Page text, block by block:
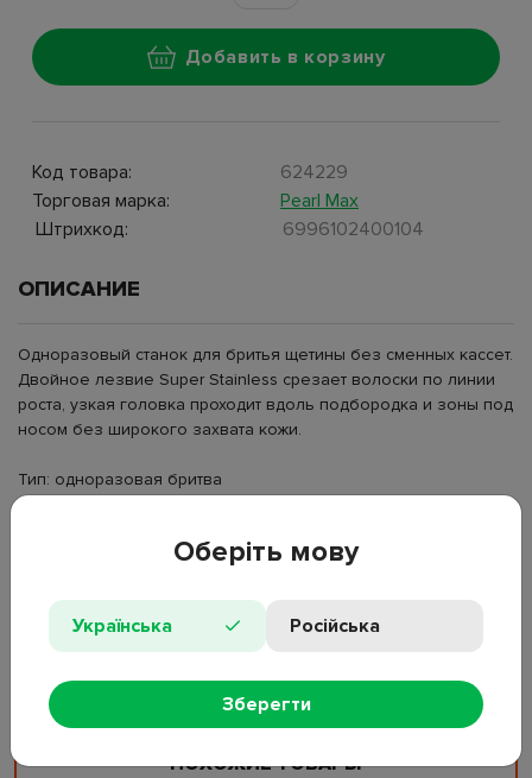
Добавить в корзину
Код товара:
624229
Торговая марка:
Pearl Max
Штрихкод:
6996102400104
ОПИСАНИЕ
Одноразовый станок для бритья щетины без сменных кассет.
Двойное лезвие Super Stainless срезает волоски по линии
роста, узкая головка проходит вдоль подбородка и зоны под
носом без широкого захвата кожи.
Тип: одноразовая бритва
Количество лезвий: 2
Тип лезвий: Super Stainless
ПОХОЖИЕ ТОВАРЫ
Оберіть мову
Українська Російська
Зберегти